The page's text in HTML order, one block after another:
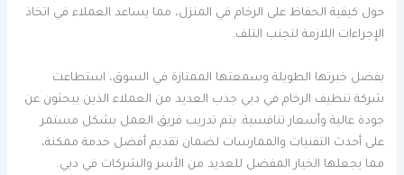
حول كيفية الحفاظ على الرخام في المنزل، مما يساعد العملاء في اتخاذ
الإجراءات اللازمة لتجنب التلف.
بفضل خبرتها الطويلة وسمعتها الممتازة في السوق، استطاعت
شركة تنظيف الرخام في دبي جذب العديد من العملاء الذين يبحثون عن
جودة عالية وأسعار تنافسية. يتم تدريب فريق العمل بشكل مستمر
على أحدث التقنيات والممارسات لضمان تقديم أفضل خدمة ممكنة،
مما يجعلها الخيار المفضل للعديد من الأسر والشركات في دبي.